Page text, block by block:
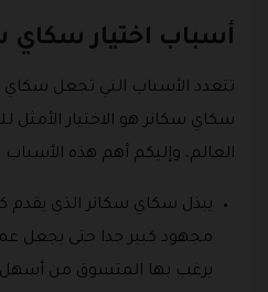
أسباب اختيار سكاي
تتعدد الأسباب التي تجعل
سكاي سكانر هو الاختيار
العالم، وإليكم أهم هذه الأسباب
يبذل سكاي سكانر الذي
مجهود كبير جدا حتى يجعل
يرغب بها المتسوق من أسهل